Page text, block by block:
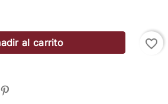
al carrito favorite_border